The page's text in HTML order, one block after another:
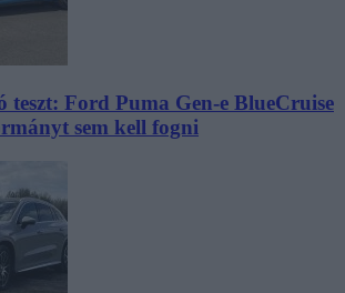
teszt: Ford Puma Gen-e BlueCruise
sem kell fogni